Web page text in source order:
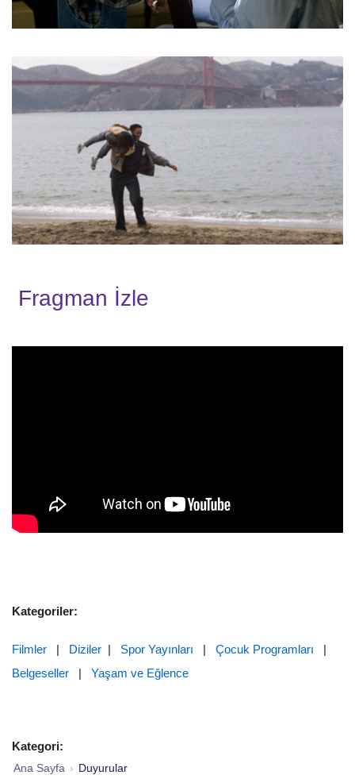
Fragman İzle
Kategoriler:
Filmler Diziler Spor Yayınları Çocuk Programları
Belgeseller
Yaşam ve Eğlence
Kategori:
Ana Sayfa › Duyurular